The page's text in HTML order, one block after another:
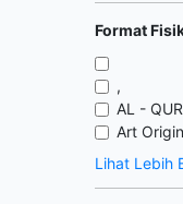
Format
,
AL -
Art
Lihat Lebih